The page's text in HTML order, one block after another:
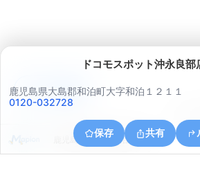
ドコモスポット沖永良部
鹿児島県大島郡和泊町大字和泊１２１１
0120-032728
保存 共有
鹿児島県大島郡和泊町和
アプリで見る